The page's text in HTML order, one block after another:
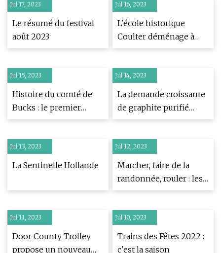
croissance rapide, pour
récolter des revenus en
vrac, des applications et
Jul 17, 2023
Le résumé du festival
août 2023
Jul 16, 2023
L'école historique
Coulter déménage à
East Broad Top Railroad
Jul 15, 2023
Histoire du comté de
Bucks : le premier
tramway de la ville
Delaware il y a plus de
100 ans
Jul 14, 2023
La demande croissante
de graphite purifié
entraîne un besoin
Jul 13, 2023
La Sentinelle Hollande
Jul 12, 2023
Marcher, faire de la
randonnée, rouler : les
sentiers de Central Pa
Jul 11, 2023
Door County Trolley
propose un nouveau
Jul 10, 2023
Trains des Fêtes 2022 :
c'est la saison